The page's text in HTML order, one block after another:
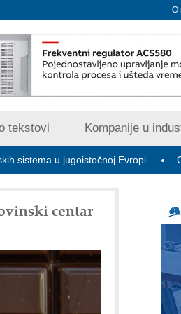
O
tekstovi Kompanije u
u jugoistočnoj Evropi
centar